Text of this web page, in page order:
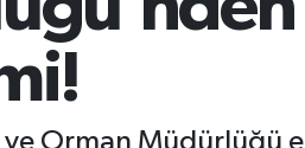
ve Orman Müdürlüğü